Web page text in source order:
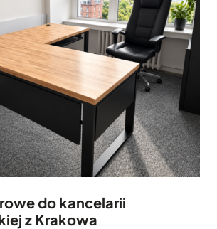
do kancelarii
z Krakowa